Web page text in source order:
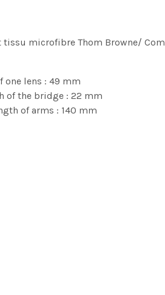
microfibre Thom Browne/
one lens : 49 mm
of the bridge : 22 mm
of arms : 140 mm